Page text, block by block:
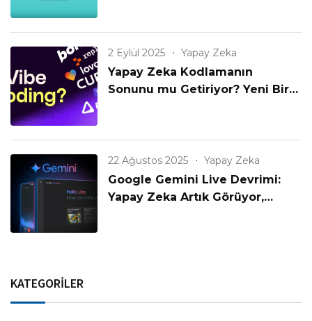
2 Eylül 2025 Yapay Zeka
Yapay Zeka Kodlamanın
Sonunu mu Getiriyor? Yeni Bir
22 Ağustos 2025 Yapay Zeka
Google Gemini Live Devrimi:
Yapay Zeka Artık Görüyor,
KATEGORİLER